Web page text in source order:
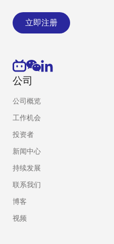
立即注册
公司
公司概览
工作机会
投资者
新闻中心
持续发展
联系我们
博客
视频